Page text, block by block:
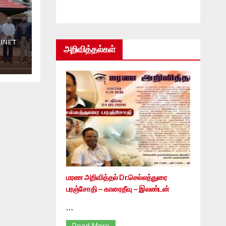
அறிவித்தல்கள்
மரண அறிவித்தல் Dr.செல்லத்துரை
பரஞ்சோதி – காரைதீவு – இலண்டன்
…